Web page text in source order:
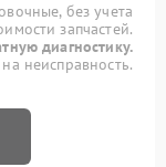
без учета
запчастей.
диагностику.
неисправность.